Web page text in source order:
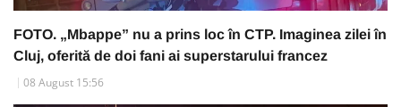
FOTO. „Mbappe” nu a prins loc în CTP. Imaginea zilei în
Cluj, oferită de doi fani ai superstarului francez
08 August 15:56